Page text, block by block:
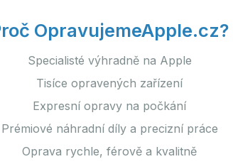
OpravujemeApple.cz?
Specialisté výhradně na Apple
Tisíce opravených zařízení
Expresní opravy na počkání
Prémiové náhradní díly a precizní práce
Oprava rychle, férově a kvalitně